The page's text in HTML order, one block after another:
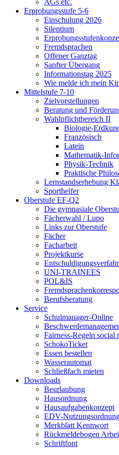
AGs etc.
Erprobungsstufe 5-6
Einschulung 2026
Silentium
Fremdsprachen
Offener Ganztag
Sanfter Übergang
Informationstag 2025
Wie melde ich mein
Mittelstufe 7-10
Zielvorstellungen
Beratung und
Wahlpflichtbereich II
Biologie-
Französisch
Latein
Mathematik-
Physik-Technik
Praktische
Lernstandserhebung
Sporthelfer
Oberstufe EF-Q2
Die gymnasiale
Fächerwahl / Lupo
Links zur Oberstufe
Fächer
Facharbeit
Projektkurse
UNI-TRAINEES
POL&IS
Berufsberatung
Service
Schulmanager-Online
Fairness-Regeln social
SchokoTicket
Essen bestellen
Wasserautomat
Schließfach mieten
Downloads
Beurlaubung
Hausordnung
Hausaufgabenkonzept
EDV-
Merkblatt Kennwort
Rückmeldebogen
Schriftfont